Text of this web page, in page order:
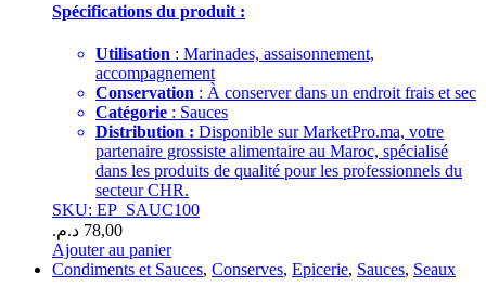
Spécifications du produit :
Utilisation : Marinades, assaisonnement,
accompagnement
Conservation : À conserver dans un endroit frais et sec
Catégorie : Sauces
Distribution : Disponible sur MarketPro.ma, votre
partenaire grossiste alimentaire au Maroc, spécialisé
dans les produits de qualité pour les professionnels du
secteur CHR.
SKU: EP_SAUC100
78,00 د.م.
Ajouter au panier
Condiments et Sauces, Conserves, Epicerie, Sauces, Seaux